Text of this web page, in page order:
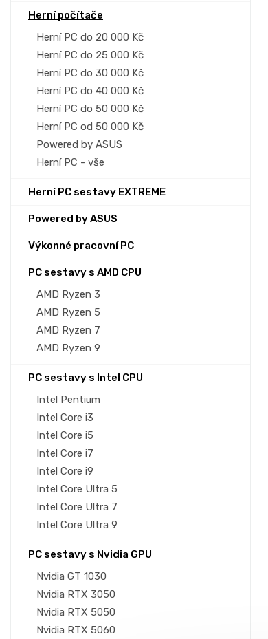
Herní počítače
Herní PC do 20 000 Kč
Herní PC do 25 000 Kč
Herní PC do 30 000 Kč
Herní PC do 40 000 Kč
Herní PC do 50 000 Kč
Herní PC od 50 000 Kč
Powered by ASUS
Herní PC - vše
Herní PC sestavy EXTREME
Powered by ASUS
Výkonné pracovní PC
PC sestavy s AMD CPU
AMD Ryzen 3
AMD Ryzen 5
AMD Ryzen 7
AMD Ryzen 9
PC sestavy s Intel CPU
Intel Pentium
Intel Core i3
Intel Core i5
Intel Core i7
Intel Core i9
Intel Core Ultra 5
Intel Core Ultra 7
Intel Core Ultra 9
PC sestavy s Nvidia GPU
Nvidia GT 1030
Nvidia RTX 3050
Nvidia RTX 5050
Nvidia RTX 5060